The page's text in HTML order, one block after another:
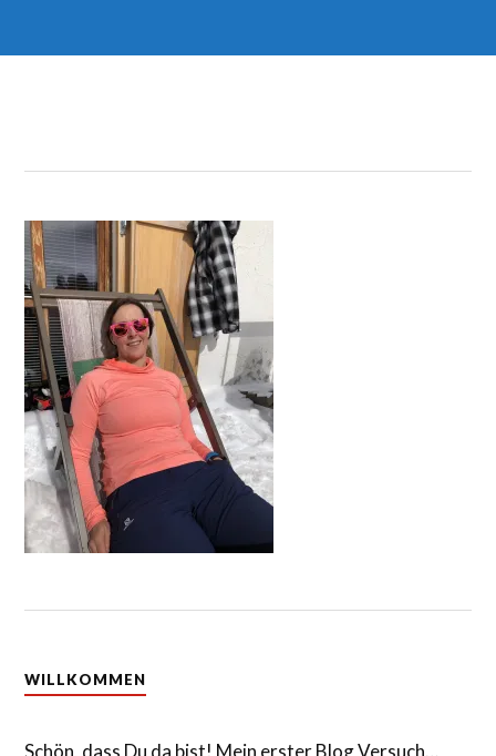
WILLKOMMEN
Schön, dass Du da bist! Mein erster Blog Versuch…